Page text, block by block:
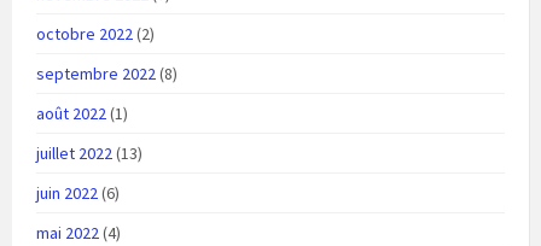
octobre 2022(2)
septembre 2022(8)
août 2022(1)
juillet 2022(13)
juin 2022(6)
mai 2022(4)